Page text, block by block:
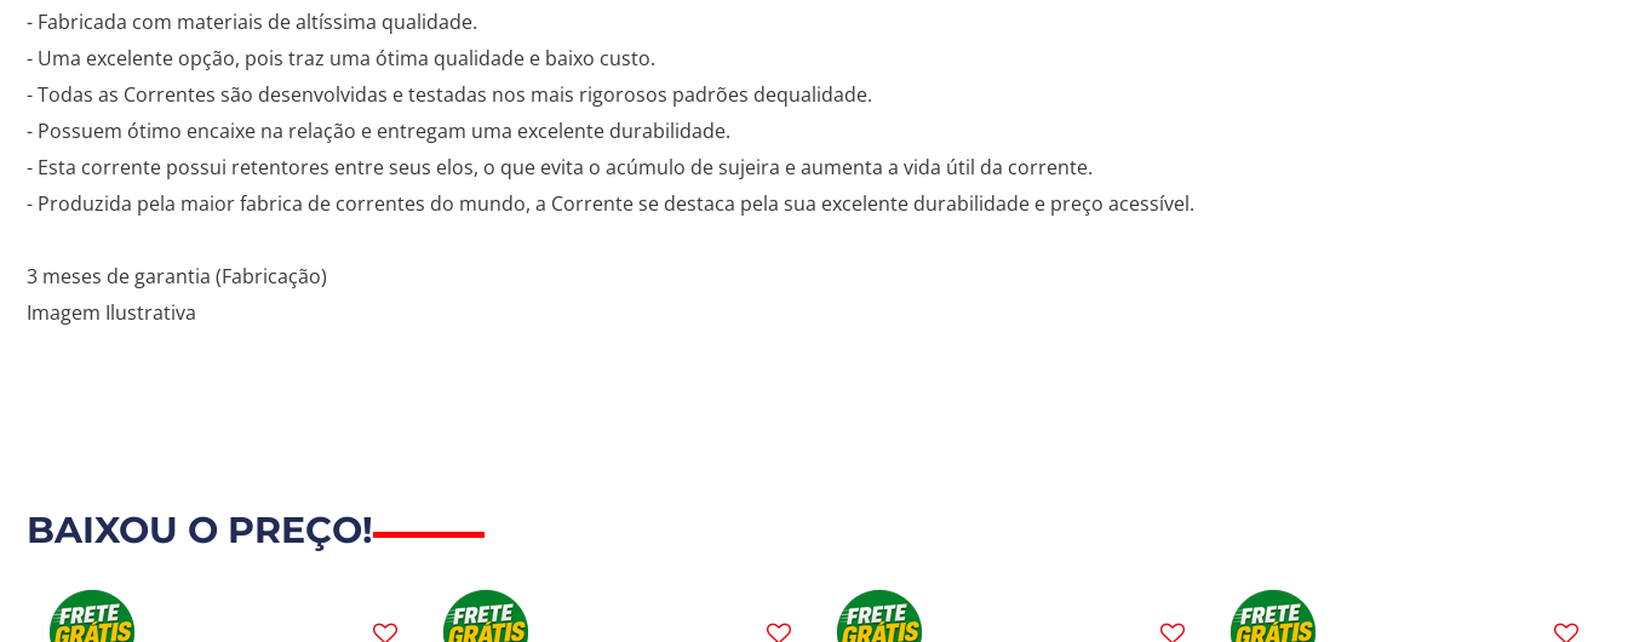
- Fabricada com materiais de altíssima qualidade.
- Uma excelente opção, pois traz uma ótima qualidade e baixo custo.
- Todas as Correntes são desenvolvidas e testadas nos mais rigorosos padrões dequalidade.
- Possuem ótimo encaixe na relação e entregam uma excelente durabilidade.
- Esta corrente possui retentores entre seus elos, o que evita o acúmulo de sujeira e aumenta a vida útil da corrente.
- Produzida pela maior fabrica de correntes do mundo, a Corrente se destaca pela sua excelente durabilidade e preço acessível.
3 meses de garantia (Fabricação)
Imagem Ilustrativa
BAIXOU O PREÇO!